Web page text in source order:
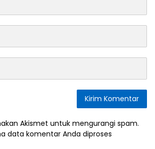
Akismet untuk mengurangi spam.
data komentar Anda diproses